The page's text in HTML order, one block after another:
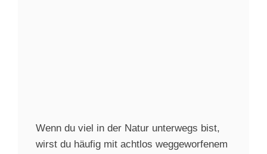
Wenn du viel in der Natur unterwegs bist,
wirst du häufig mit achtlos weggeworfenem